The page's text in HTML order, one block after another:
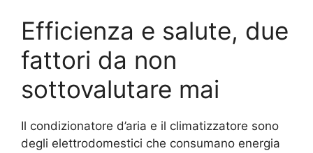
Efficienza e salute, due
fattori da non
sottovalutare mai
Il condizionatore d’aria e il climatizzatore sono
degli elettrodomestici che consumano energia